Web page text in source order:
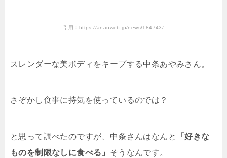
引用：https://ananweb.jp/news/184743/
スレンダーな美ボディをキープする中条あやみさん。
さぞかし食事に持気を使っているのでは？
と思って調べたのですが、中条さんはなんと
「好きな
ものを制限なしに食べる」 そうなんです。